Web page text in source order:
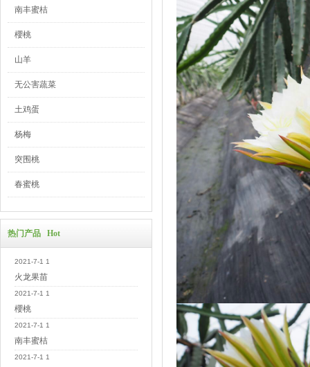
南丰蜜桔
櫻桃
山羊
无公害蔬菜
土鸡蛋
杨梅
突围桃
春蜜桃
热门产品 Hot
2021-7-1 1
火龙果苗
2021-7-1 1
櫻桃
2021-7-1 1
南丰蜜桔
2021-7-1 1